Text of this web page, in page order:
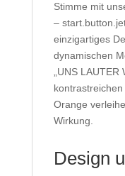
Stimme mit
–
einzigartiges
dynamischen
„UNS
Orange
Wirkung.
Design